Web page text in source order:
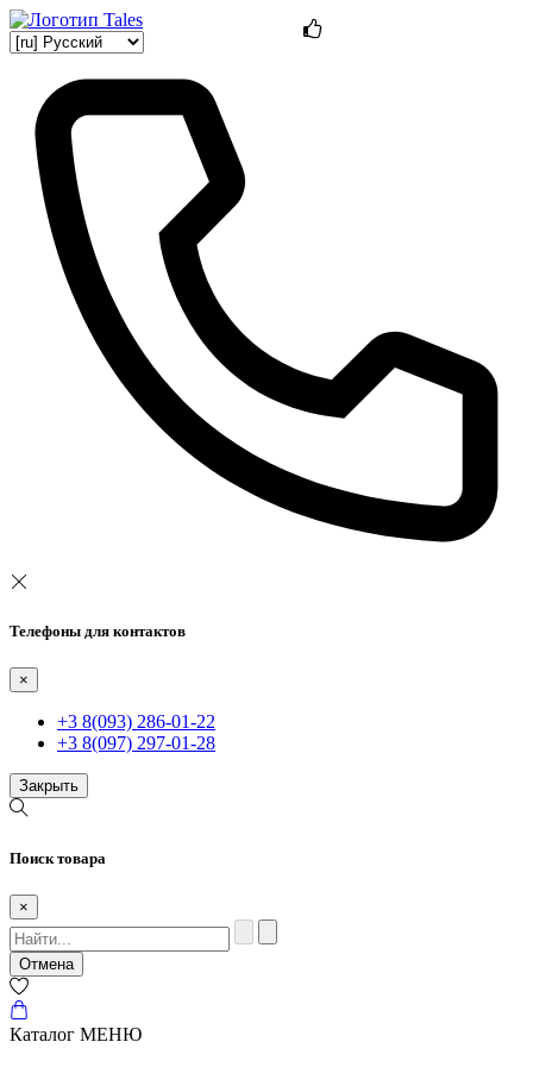
Телефоны для контактов
×
+3 8(093) 286-01-22
+3 8(097) 297-01-28
Закрыть
Поиск товара
×
Отмена
Каталог МЕНЮ